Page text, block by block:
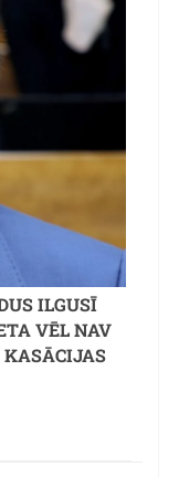
ILGUSĪ
VĒL NAV
KASĀCIJAS